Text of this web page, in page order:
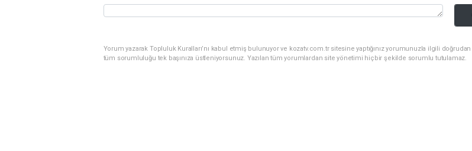
Yorum yazarak Topluluk Kuralları’nı kabul etmiş bulunuyor ve kozatv.com.tr sitesine yaptığınız yorumunuzla ilgili doğrudan
tüm sorumluluğu tek başınıza üstleniyorsunuz. Yazılan tüm yorumlardan site yönetimi hiçbir şekilde sorumlu tutulamaz.